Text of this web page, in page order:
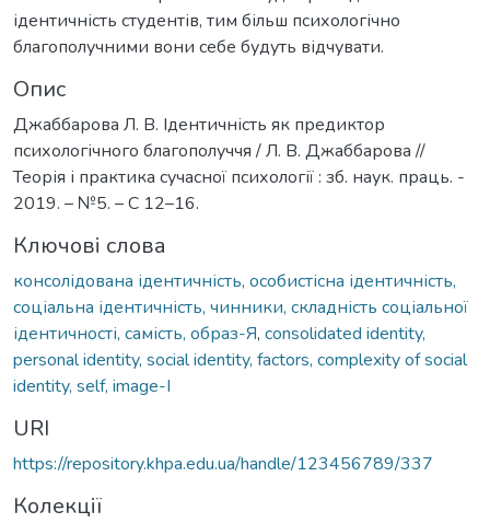
ідентичність студентів, тим більш психологічно
благополучними вони себе будуть відчувати.
Опис
Джаббарова Л. В. Ідентичність як предиктор
психологічного благополуччя / Л. В. Джаббарова //
Теорія і практика сучасної психології : зб. наук. праць. -
2019. – №5. – С 12–16.
Ключові слова
консолідована ідентичність, особистісна ідентичність,
соціальна ідентичність, чинники, складність соціальної
ідентичності, самість, образ-Я, consolidated identity,
personal identity, social identity, factors, complexity of social
identity, self, image-I
URI
https://repository.khpa.edu.ua/handle/123456789/337
Колекції